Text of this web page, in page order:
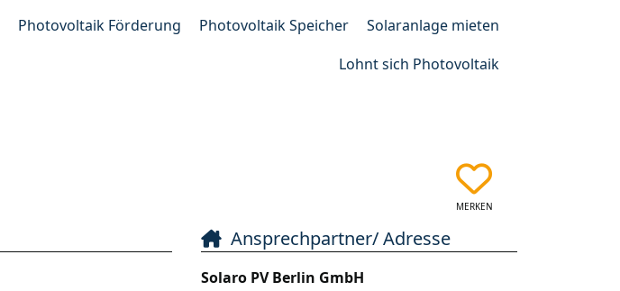
Photovoltaik Förderung Photovoltaik Speicher
Solaranlage mieten
Lohnt sich Photovoltaik
MERKEN
Ansprechpartner/ Adresse
Solaro PV Berlin GmbH